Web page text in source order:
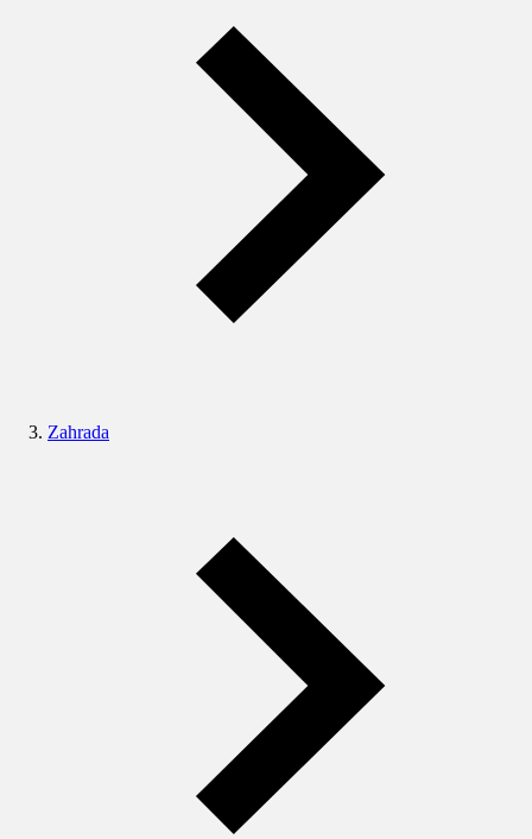
Zahrada